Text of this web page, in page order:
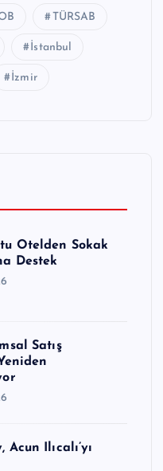
TÜRSAB
İstanbul
İzmir
Otelden Sokak
Destek
Satış
Acun Ilıcalı’yı